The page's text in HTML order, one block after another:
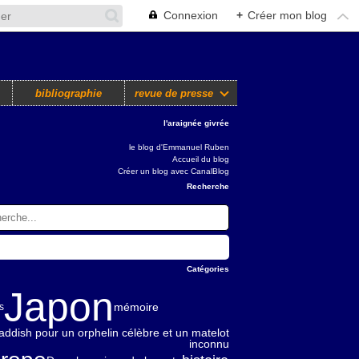
Connexion + Créer mon blog
bibliographie revue de presse
l'araignée givrée
le blog d'Emmanuel Ruben
Accueil du blog
Créer un blog avec CanalBlog
Recherche
Catégories
Japon mémoire
pour un orphelin célèbre et un matelot
inconnu